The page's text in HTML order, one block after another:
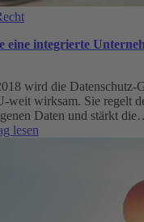
eine integrierte
wird die Datenschutz-
weit wirksam. Sie regelt
Daten und stärkt
lesen